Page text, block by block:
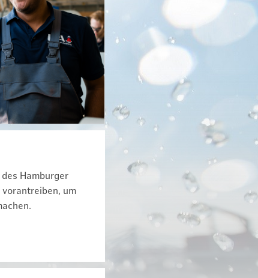
Hamburger
um